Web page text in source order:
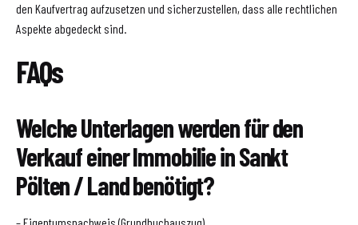
den Kaufvertrag aufzusetzen und sicherzustellen, dass alle rechtlichen
Aspekte abgedeckt sind.
FAQs
Welche Unterlagen werden für den
Verkauf einer Immobilie in Sankt
Pölten / Land benötigt?